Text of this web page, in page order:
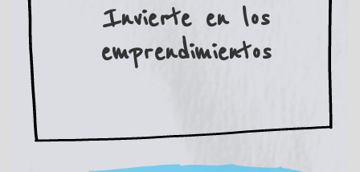
Invierte en los
emprendimientos